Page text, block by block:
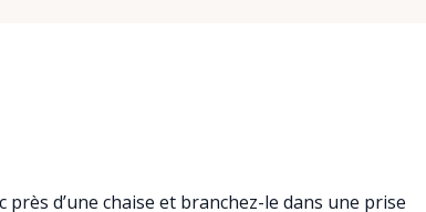
d’une chaise et branchez-le dans une prise